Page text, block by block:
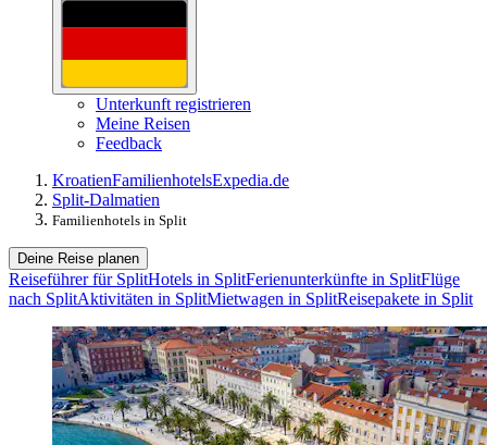
Unterkunft registrieren
Meine Reisen
Feedback
KroatienFamilienhotelsExpedia.de
Split-Dalmatien
Familienhotels in Split
Deine Reise planen
Reiseführer für SplitHotels in SplitFerienunterkünfte in SplitFlüge
nach SplitAktivitäten in SplitMietwagen in SplitReisepakete in Split